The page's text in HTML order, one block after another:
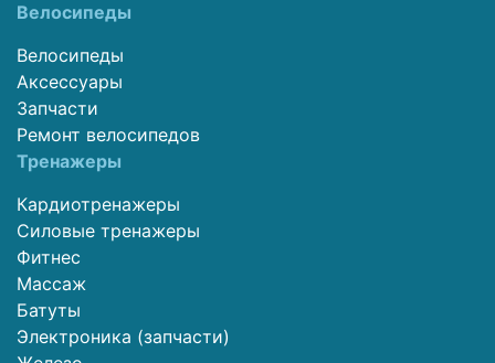
Велосипеды
Велосипеды
Аксессуары
Запчасти
Ремонт велосипедов
Тренажеры
Кардиотренажеры
Силовые тренажеры
Фитнес
Массаж
Батуты
Электроника (запчасти)